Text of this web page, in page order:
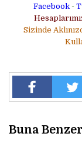
Facebook-
Sizinde
Buna